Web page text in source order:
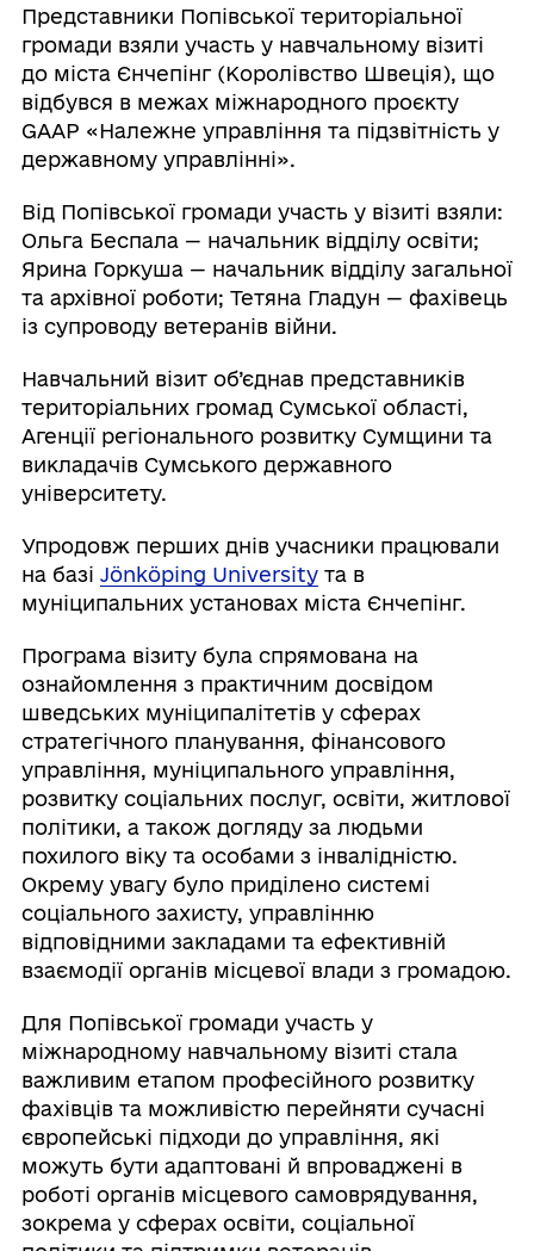
Представники Попівської територіальної
громади взяли участь у навчальному візиті
до міста Єнчепінг (Королівство Швеція), що
відбувся в межах міжнародного проєкту
GAAP «Належне управління та підзвітність у
державному управлінні».
Від Попівської громади участь у візиті взяли:
Ольга Беспала — начальник відділу освіти;
Ярина Горкуша — начальник відділу загальної
та архівної роботи; Тетяна Гладун — фахівець
із супроводу ветеранів війни.
Навчальний візит об’єднав представників
територіальних громад Сумської області,
Агенції регіонального розвитку Сумщини та
викладачів Сумського державного
університету.
Упродовж перших днів учасники працювали
на базі Jönköping Universityта в
муніципальних установах міста Єнчепінг.
Програма візиту була спрямована на
ознайомлення з практичним досвідом
шведських муніципалітетів у сферах
стратегічного планування, фінансового
управління, муніципального управління,
розвитку соціальних послуг, освіти, житлової
політики, а також догляду за людьми
похилого віку та особами з інвалідністю.
Окрему увагу було приділено системі
соціального захисту, управлінню
відповідними закладами та ефективній
взаємодії органів місцевої влади з громадою.
Для Попівської громади участь у
міжнародному навчальному візиті стала
важливим етапом професійного розвитку
фахівців та можливістю перейняти сучасні
європейські підходи до управління, які
можуть бути адаптовані й впроваджені в
роботі органів місцевого самоврядування,
зокрема у сферах освіти, соціальної